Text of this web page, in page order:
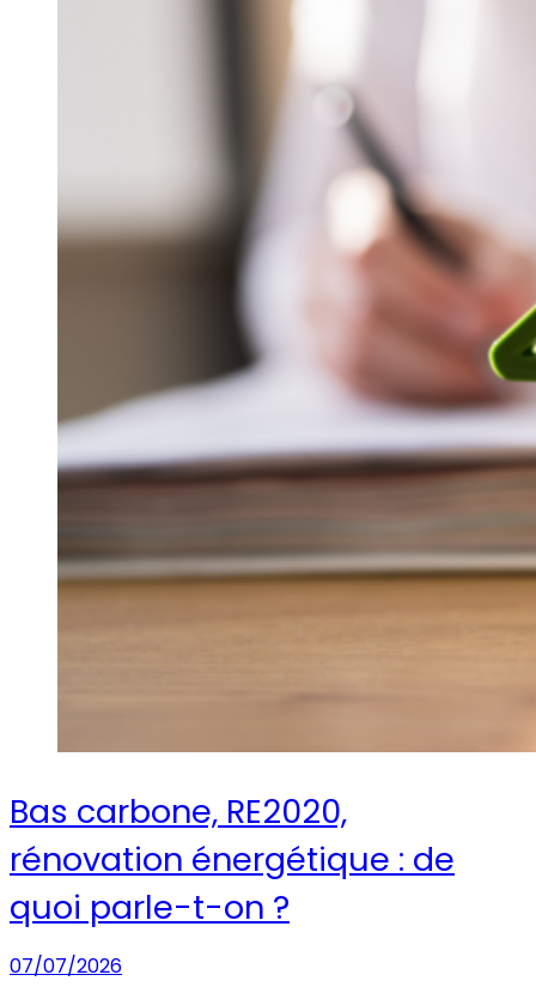
Bas carbone, RE2020,
rénovation énergétique : de
quoi parle-t-on ?
07/07/2026